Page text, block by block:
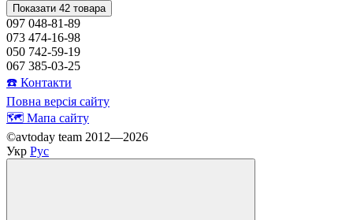
Показати 42 товара
097 048-81-89
073 474-16-98
050 742-59-19
067 385-03-25
☎️ Контакти
Повна версія сайту
🗺️ Мапа сайту
©avtoday team 2012—2026
Укр Рус